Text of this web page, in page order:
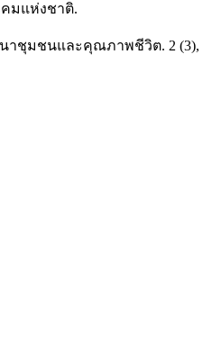
คมแห่งชาติ.
นาชุมชนและคุณภาพชีวิต. 2 (3),